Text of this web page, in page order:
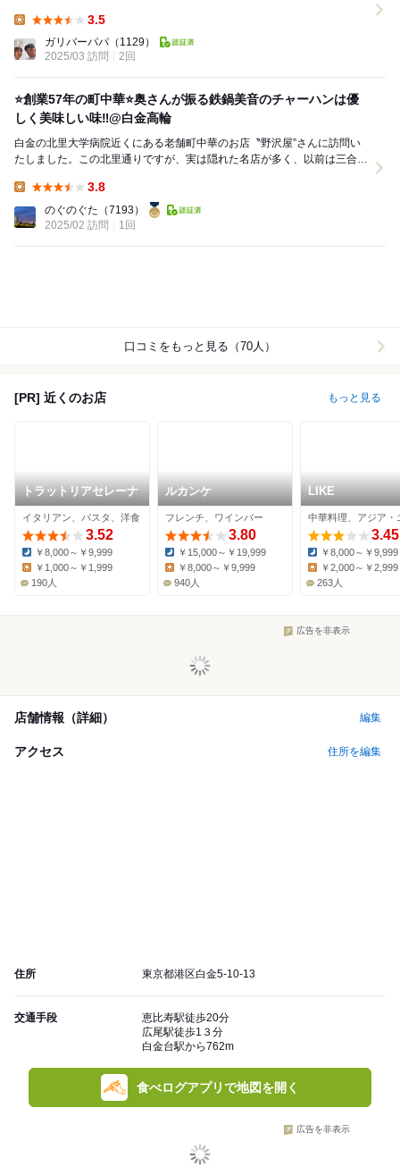
3.5
ガリバーパパ （1129）
2025/03 訪問
2回
⭐️創業57年の町中華⭐️奥さんが振る鉄鍋美音のチャーハンは優
しく美味しい味‼️@白金高輪
白金の北里大学病院近くにある老舗町中華のお店〝野沢屋”さんに訪問い
たしました。この北里通りですが、実は隠れた名店が多く、以前は三合庵
3.8
のぐのぐた （7193）
2025/02 訪問
1回
口コミをもっと見る（70人）
[PR] 近くのお店 もっと見る
トラットリアセレーナ
イタリアン、パスタ、洋食
3.52
Dinner:
￥8,000～￥9,999
￥1,000～￥1,999
190人
ルカンケ
フレンチ、ワインバー
3.80
Dinner:
￥15,000～￥19,999
￥8,000～￥9,999
940人
LIKE
3.45
Dinner:
￥8,000～￥9,999
￥2,000～￥2,999
263人
広告を非表示
店舗情報（詳細） 編集
アクセス 住所を編集
住所 東京都港区白金5-10-13
交通手段
恵比寿駅徒歩20分
広尾駅徒歩1３分
白金台駅から762m
食べログアプリで地図を開く
広告を非表示